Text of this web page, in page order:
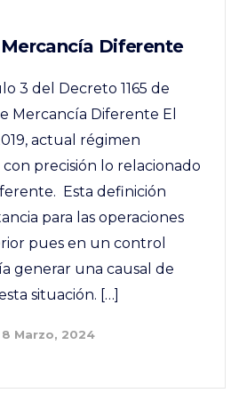
Diferente
3 del Decreto 1165 de
Mercancía Diferente El
actual régimen
precisión lo relacionado
Esta definición
para las operaciones
pues en un control
generar una causal de
situación. […]
8 Marzo, 2024